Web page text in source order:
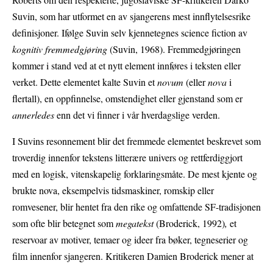
Suvin, som har utformet en av sjangerens mest innflytelsesrike
definisjoner. Ifølge Suvin selv kjennetegnes science fiction av
kognitiv fremmedgjøring(Suvin, 1968). Fremmedgjøringen
kommer i stand ved at et nytt element innføres i teksten eller
verket. Dette elementet kalte Suvin etnovum (ellernovai
flertall), en oppfinnelse, omstendighet eller gjenstand som er
annerledesenn det vi finner i vår hverdagslige verden.
I Suvins resonnement blir det fremmede elementet beskrevet som
troverdig innenfor tekstens litterære univers og rettferdiggjort
med en logisk, vitenskapelig forklaringsmåte. De mest kjente og
brukte nova, eksempelvis tidsmaskiner, romskip eller
romvesener, blir hentet fra den rike og omfattende SF-tradisjonen
som ofte blir betegnet sommegatekst(Broderick, 1992), et
reservoar av motiver, temaer og ideer fra bøker, tegneserier og
film innenfor sjangeren. Kritikeren Damien Broderick mener at